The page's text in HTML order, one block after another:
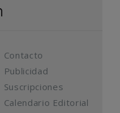
Contacto
Publicidad
Suscripciones
Calendario Editorial